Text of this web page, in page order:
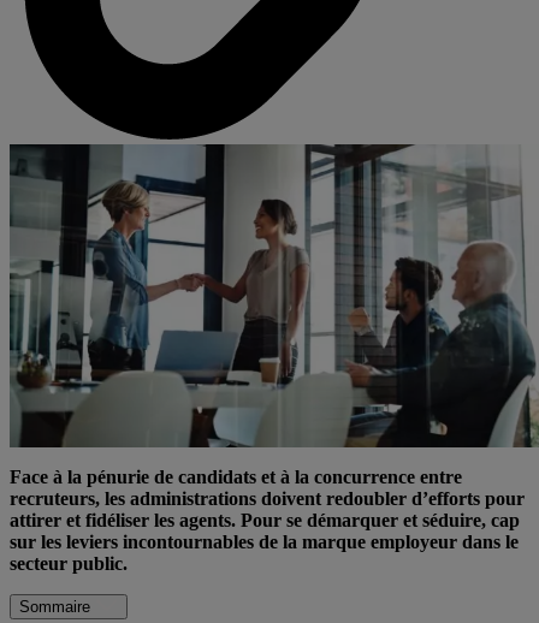
Face à la pénurie de candidats et à la concurrence entre
recruteurs, les administrations doivent redoubler d’efforts pour
attirer et fidéliser les agents. Pour se démarquer et séduire, cap
sur les leviers incontournables de la marque employeur dans le
secteur public.
Sommaire